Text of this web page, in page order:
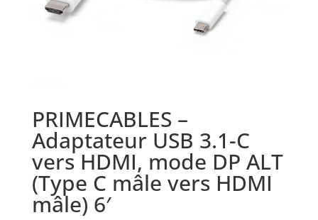
PRIMECABLES –
Adaptateur USB 3.1-C
vers HDMI, mode DP ALT
(Type C mâle vers HDMI
mâle) 6′